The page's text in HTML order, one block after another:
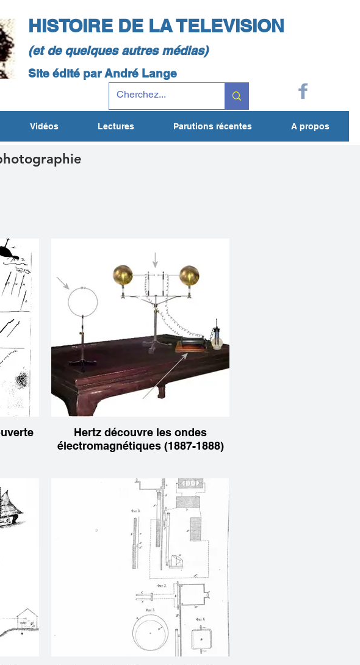
HISTOIRE DE LA TELEVISION
(et de quelques autres médias)
Site édité par André Lange
Vidéos Lectures Parutions récentes A propos
Hertz découvre les ondes
électromagnétiques (1887-1888)